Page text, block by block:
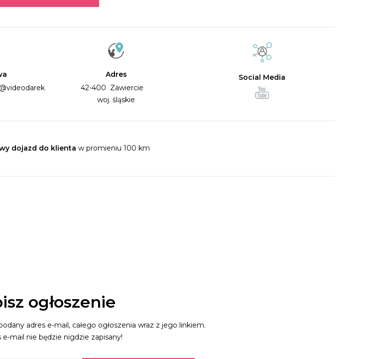
Adres
42-400 Zawiercie
woj. śląskie
Social Media
dojazd do klienta w promieniu 100 km
ogłoszenie
adres e-mail, całego ogłoszenia wraz z jego linkiem.
e-mail nie będzie nigdzie zapisany!